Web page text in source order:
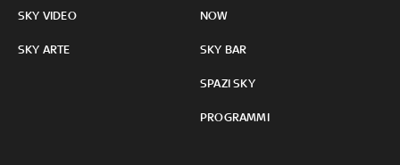
SKY VIDEO
SKY ARTE
NOW
SKY BAR
SPAZI SKY
PROGRAMMI